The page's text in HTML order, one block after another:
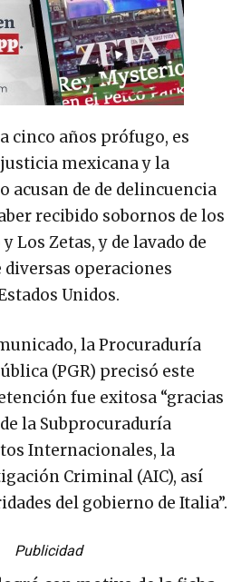
cinco años prófugo, es
mexicana y la
acusan de de delincuencia
recibido sobornos de los
Los Zetas, y de lavado de
diversas operaciones
Unidos.
la Procuraduría
(PGR) precisó este
fue exitosa “gracias
la Subprocuraduría
Internacionales, la
Criminal (AIC), así
del gobierno de Italia”.
Publicidad